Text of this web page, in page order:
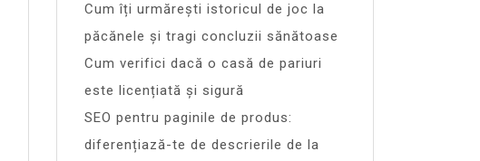
Cum îți urmărești istoricul de joc la
păcănele și tragi concluzii sănătoase
Cum verifici dacă o casă de pariuri
este licențiată și sigură
SEO pentru paginile de produs:
diferențiază-te de descrierile de la